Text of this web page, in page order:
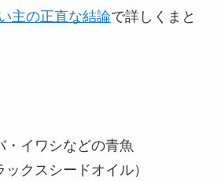
主の正直な結論で詳しくまと
・イワシなどの青魚
クスシードオイル）